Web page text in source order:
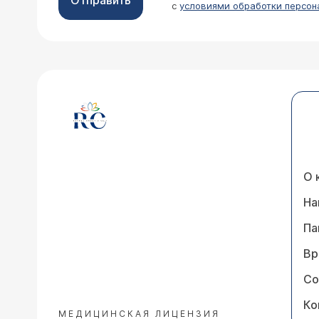
коже возникает т.н.
кожных
уплотнениями. Возможно ли
на возможность иметь ей в будущем
клинического
02.08.2007 Александра, 19 лет,
Мой диагноз - склеродермия
Практикуется ли это и в Вашей
курс лечения? И ещё вопрос:
с условиями обработки
МЕДИЦИНСКАЯ ЛИЦЕНЗИЯ
О